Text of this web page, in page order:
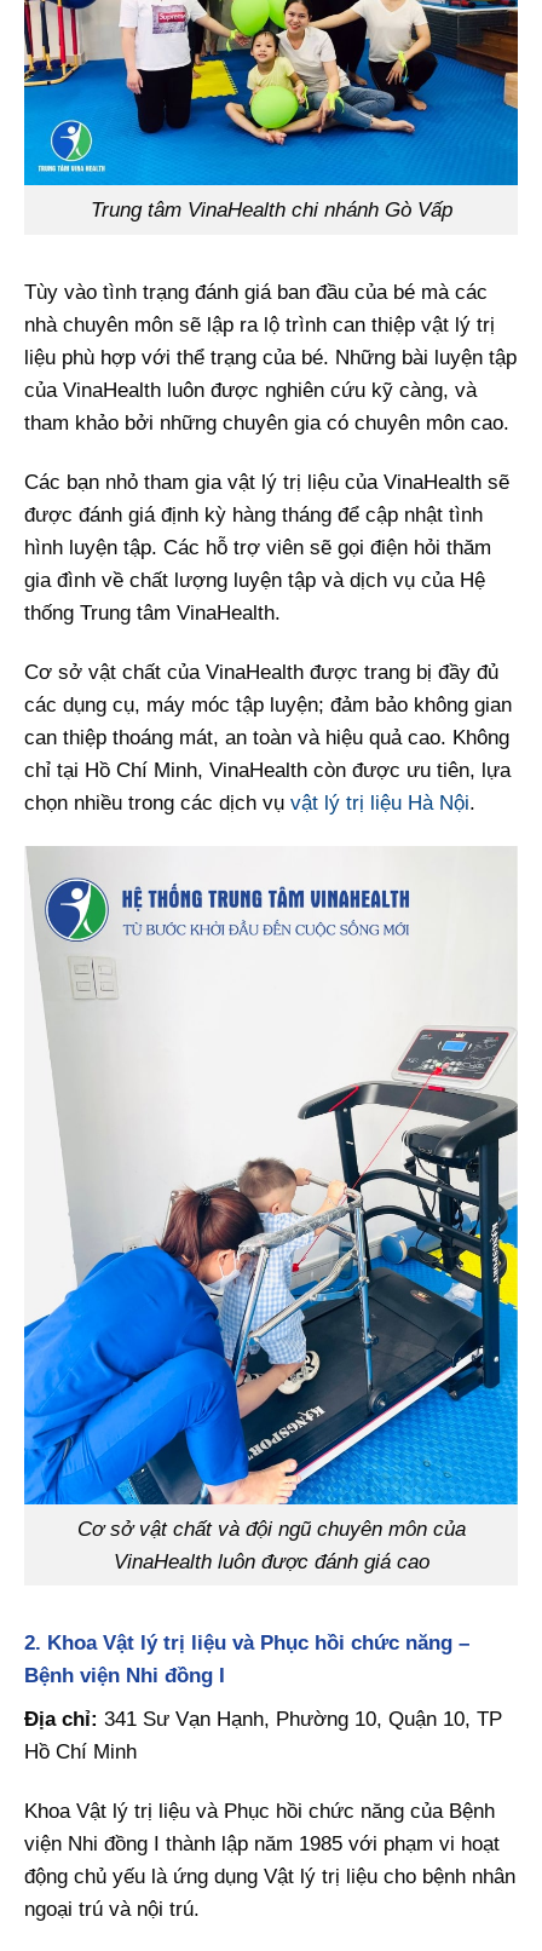
Trung tâm VinaHealth chi nhánh Gò Vấp
Tùy vào tình trạng đánh giá ban đầu của bé mà các
nhà chuyên môn sẽ lập ra lộ trình can thiệp vật lý trị
liệu phù hợp với thể trạng của bé. Những bài luyện tập
của VinaHealth luôn được nghiên cứu kỹ càng, và
tham khảo bởi những chuyên gia có chuyên môn cao.
Các bạn nhỏ tham gia vật lý trị liệu của VinaHealth sẽ
được đánh giá định kỳ hàng tháng để cập nhật tình
hình luyện tập. Các hỗ trợ viên sẽ gọi điện hỏi thăm
gia đình về chất lượng luyện tập và dịch vụ của Hệ
thống Trung tâm VinaHealth.
Cơ sở vật chất của VinaHealth được trang bị đầy đủ
các dụng cụ, máy móc tập luyện; đảm bảo không gian
can thiệp thoáng mát, an toàn và hiệu quả cao. Không
chỉ tại Hồ Chí Minh, VinaHealth còn được ưu tiên, lựa
chọn nhiều trong các dịch vụ vật lý trị liệu Hà Nội.
Cơ sở vật chất và đội ngũ chuyên môn của
VinaHealth luôn được đánh giá cao
2. Khoa Vật lý trị liệu và Phục hồi chức năng –
Bệnh viện Nhi đồng I
Địa chỉ: 341 Sư Vạn Hạnh, Phường 10, Quận 10, TP
Hồ Chí Minh
Khoa Vật lý trị liệu và Phục hồi chức năng của Bệnh
viện Nhi đồng I thành lập năm 1985 với phạm vi hoạt
động chủ yếu là ứng dụng Vật lý trị liệu cho bệnh nhân
ngoại trú và nội trú.